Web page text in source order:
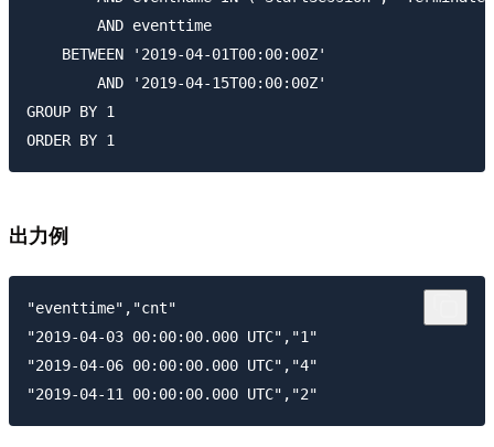
        AND eventtime
    BETWEEN '2019-04-01T00:00:00Z'
        AND '2019-04-15T00:00:00Z'
GROUP BY 1
出力例
"eventtime","cnt"
"2019-04-03 00:00:00.000 UTC","1"
"2019-04-06 00:00:00.000 UTC","4"